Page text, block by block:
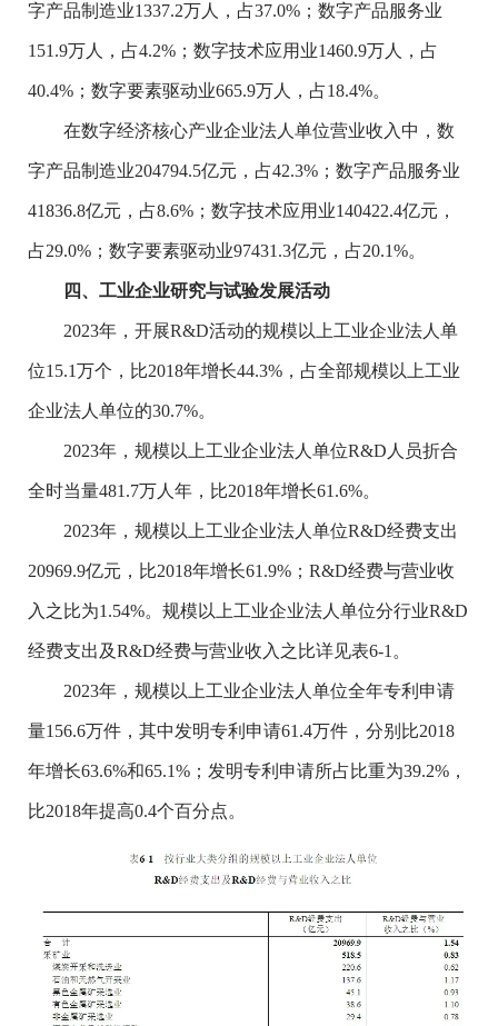
字产品制造业1337.2万人，占37.0% ；数字产品服务业
151.9万人，占4.2% ；数字技术应用业1460.9万人，占
40.4% ；数字要素驱动业665.9万人，占18.4%。
在数字经济核心产业企业法人单位营业收入中，数
字产品制造业204794.5亿元，占42.3% ；数字产品服务业
41836.8亿元，占8.6% ；数字技术应用业140422.4亿元，
占29.0% ；数字要素驱动业97431.3亿元，占20.1%。
四、工业企业研究与试验发展活动
2023年，开展R&D活动的规模以上工业企业法人单
位15.1万个，比2018年增长44.3% ，占全部规模以上工业
企业法人单位的30.7%。
2023年，规模以上工业企业法人单位R&D 人员折合
全时当量481.7万人年，比2018年增长61.6%。
2023年，规模以上工业企业法人单位R&D经费支出
20969.9亿元，比2018年增长61.9% ； R&D经费与营业收
入之比为1.54%。规模以上工业企业法人单位分行业R&D
经费支出及R&D经费与营业收入之比详见表6-1 。
2023年，规模以上工业企业法人单位全年专利申请
量156.6万件，其中发明专利申请61.4万件，分别比2018
年增长63.6%和65.1% ；发明专利申请所占比重为39.2% ，
比2018年提高0.4个百分点。